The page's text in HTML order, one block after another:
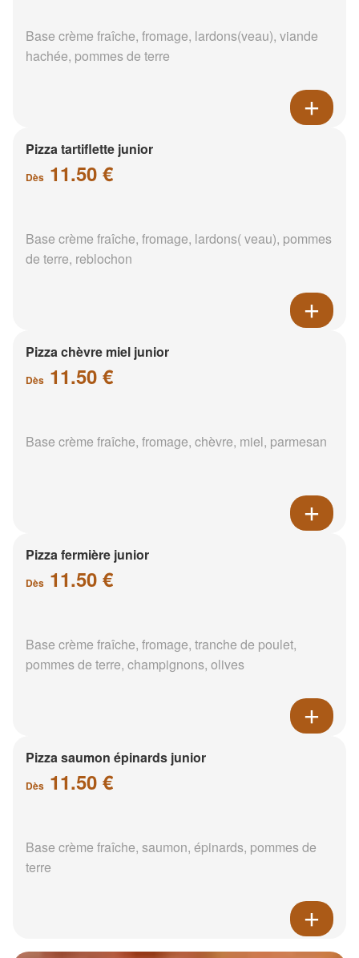
Base crème fraîche, fromage, lardons(veau), viande
hachée, pommes de terre
Pizza tartiflette junior
Dès 11.50 €
Base crème fraîche, fromage, lardons( veau), pommes
de terre, reblochon
Pizza chèvre miel junior
Dès 11.50 €
Base crème fraîche, fromage, chèvre, miel, parmesan
Pizza fermière junior
Dès 11.50 €
Base crème fraîche, fromage, tranche de poulet,
pommes de terre, champignons, olives
Pizza saumon épinards junior
Dès 11.50 €
Base crème fraîche, saumon, épinards, pommes de
terre